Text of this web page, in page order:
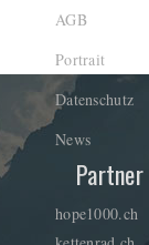
AGB
Portrait
Datenschutz
News
Partner
hope1000.ch